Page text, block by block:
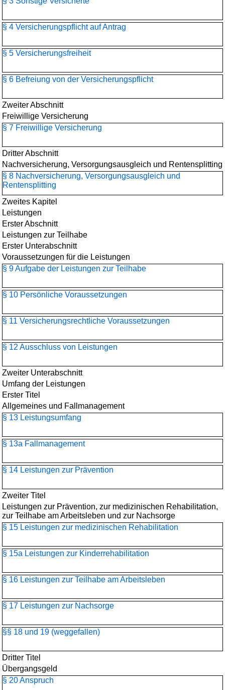
§ 4 Versicherungspflicht auf Antrag
§ 5 Versicherungsfreiheit
§ 6 Befreiung von der Versicherungspflicht
Zweiter Abschnitt
Freiwillige Versicherung
§ 7 Freiwillige Versicherung
Dritter Abschnitt
Nachversicherung, Versorgungsausgleich und Rentensplitting
§ 8 Nachversicherung, Versorgungsausgleich und
Rentensplitting
Zweites Kapitel
Leistungen
Erster Abschnitt
Leistungen zur Teilhabe
Erster Unterabschnitt
Voraussetzungen für die Leistungen
§ 9 Aufgabe der Leistungen zur Teilhabe
§ 10 Persönliche Voraussetzungen
§ 11 Versicherungsrechtliche Voraussetzungen
§ 12 Ausschluss von Leistungen
Zweiter Unterabschnitt
Umfang der Leistungen
Erster Titel
Allgemeines und Fallmanagement
§ 13 Leistungsumfang
§ 13a Fallmanagement
§ 14 Leistungen zur Prävention
Zweiter Titel
Leistungen zur Prävention, zur medizinischen Rehabilitation,
zur Teilhabe am Arbeitsleben und zur Nachsorge
§ 15 Leistungen zur medizinischen Rehabilitation
§ 15a Leistungen zur Kinderrehabilitation
§ 16 Leistungen zur Teilhabe am Arbeitsleben
§ 17 Leistungen zur Nachsorge
§§ 18 und 19 (weggefallen)
Dritter Titel
Übergangsgeld
§ 20 Anspruch